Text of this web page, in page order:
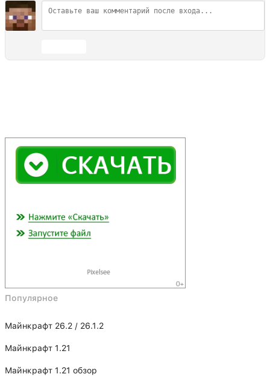
Популярное
Майнкрафт 26.2 / 26.1.2
Майнкрафт 1.21
Майнкрафт 1.21 обзор